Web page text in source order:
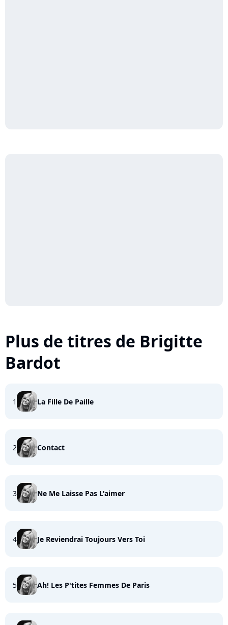
Plus de titres de Brigitte
Bardot
1 La Fille De Paille
2 Contact
3 Ne Me Laisse Pas L'aimer
4 Je Reviendrai Toujours Vers Toi
5 Ah! Les P'tites Femmes De Paris